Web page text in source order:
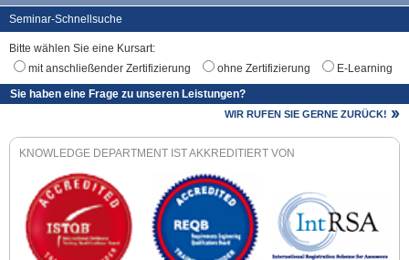
Seminar-Schnellsuche
Bitte wählen Sie eine Kursart:
mit anschließender Zertifizierung
ohne Zertifizierung
E-Learning
Sie haben eine Frage zu unseren Leistungen?
WIR RUFEN SIE GERNE ZURÜCK!
KNOWLEDGE DEPARTMENT IST AKKREDITIERT VON